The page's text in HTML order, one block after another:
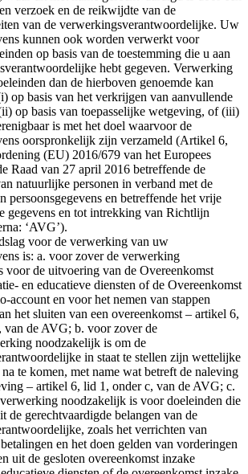
verzoek en de reikwijdte van de
van de verwerkingsverantwoordelijke. Uw
kunnen ook worden verwerkt voor
op basis van de toestemming die u aan
hebt gegeven. Verwerking
dan de hierboven genoemde kan
op basis van het verkrijgen van aanvullende
op basis van toepasselijke wetgeving, of (iii)
is met het doel waarvoor de
oorspronkelijk zijn verzameld (Artikel 6,
(EU) 2016/679 van het Europees
Raad van 27 april 2016 betreffende de
natuurlijke personen in verband met de
persoonsgegevens en betreffende het vrije
gegevens en tot intrekking van Richtlijn
‘AVG’).
voor de verwerking van uw
is: a. voor zover de verwerking
voor de uitvoering van de Overeenkomst
en educatieve diensten of de Overeenkomst
account en voor het nemen van stappen
het sluiten van een overeenkomst – artikel 6,
van de AVG; b. voor zover de
noodzakelijk is om de
in staat te stellen zijn wettelijke
te komen, met name wat betreft de naleving
– artikel 6, lid 1, onder c, van de AVG; c.
noodzakelijk is voor doeleinden die
de gerechtvaardigde belangen van de
zoals het verrichten van
en het doen gelden van vorderingen
uit de gesloten overeenkomst inzake